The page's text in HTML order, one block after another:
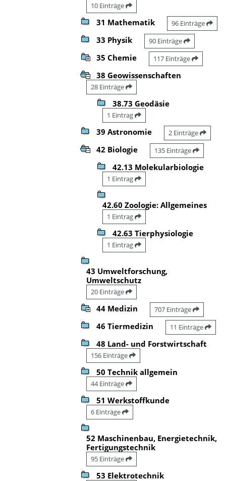
10 Einträge
31 Mathematik 96 Einträge
33 Physik 90 Einträge
35 Chemie 117 Einträge
38 Geowissenschaften
28 Einträge
38.73 Geodäsie
1 Eintrag
39 Astronomie 2 Einträge
42 Biologie 135 Einträge
42.13 Molekularbiologie
1 Eintrag
42.60 Zoologie: Allgemeines
1 Eintrag
42.63 Tierphysiologie
1 Eintrag
43 Umweltforschung,
Umweltschutz
20 Einträge
44 Medizin 707 Einträge
46 Tiermedizin 11 Einträge
48 Land- und Forstwirtschaft
156 Einträge
50 Technik allgemein
44 Einträge
51 Werkstoffkunde
6 Einträge
52 Maschinenbau, Energietechnik,
Fertigungstechnik
95 Einträge
53 Elektrotechnik